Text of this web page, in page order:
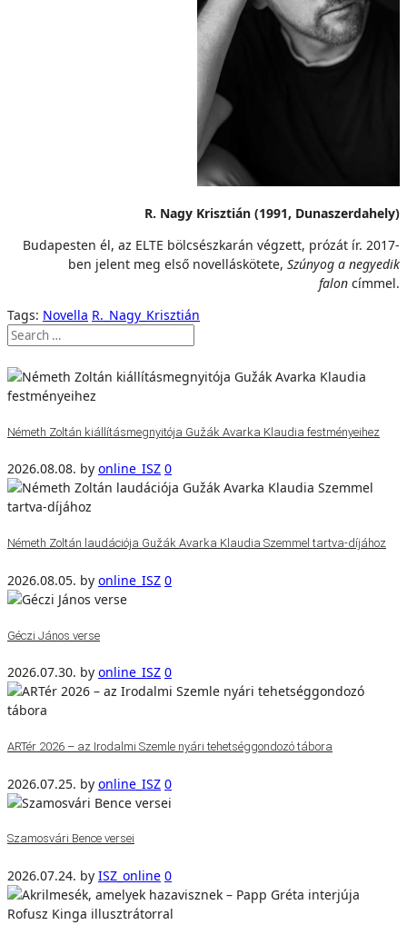
R. Nagy Krisztián (1991, Dunaszerdahely)
Budapesten él, az ELTE bölcsészkarán végzett, prózát ír. 2017-
ben jelent meg első novelláskötete, Szúnyog a negyedik
falon címmel.
Tags: Novella R._Nagy_Krisztián
Németh Zoltán kiállításmegnyitója Gužák Avarka Klaudia festményeihez
2026.08.08. by online_ISZ 0
Németh Zoltán laudációja Gužák Avarka Klaudia Szemmel tartva-díjához
2026.08.05. by online_ISZ 0
Géczi János verse
2026.07.30. by online_ISZ 0
ARTér 2026 – az Irodalmi Szemle nyári tehetséggondozó tábora
2026.07.25. by online_ISZ 0
Szamosvári Bence versei
2026.07.24. by ISZ_online 0